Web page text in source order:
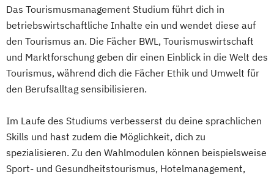
Das Tourismusmanagement Studium führt dich in
betriebswirtschaftliche Inhalte ein und wendet diese auf
den Tourismus an. Die Fächer BWL, Tourismuswirtschaft
und Marktforschung geben dir einen Einblick in die Welt des
Tourismus, während dich die Fächer Ethik und Umwelt für
den Berufsalltag sensibilisieren.
Im Laufe des Studiums verbesserst du deine sprachlichen
Skills und hast zudem die Möglichkeit, dich zu
spezialisieren. Zu den Wahlmodulen können beispielsweise
Sport- und Gesundheitstourismus, Hotelmanagement,